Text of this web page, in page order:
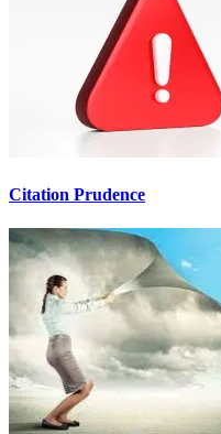
Citation Prudence